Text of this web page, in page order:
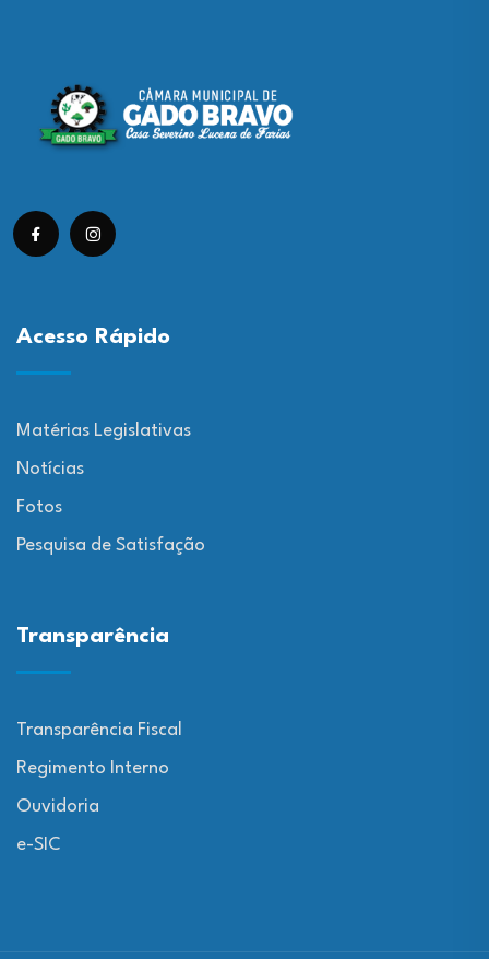
Acesso Rápido
Matérias Legislativas
Notícias
Fotos
Pesquisa de Satisfação
Transparência
Transparência Fiscal
Regimento Interno
Ouvidoria
e-SIC